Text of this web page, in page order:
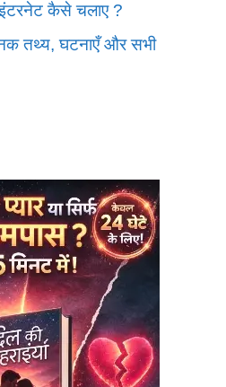
इंटरनेट कैसे चलाए ?
तथ्य, घटनाएँ और सभी